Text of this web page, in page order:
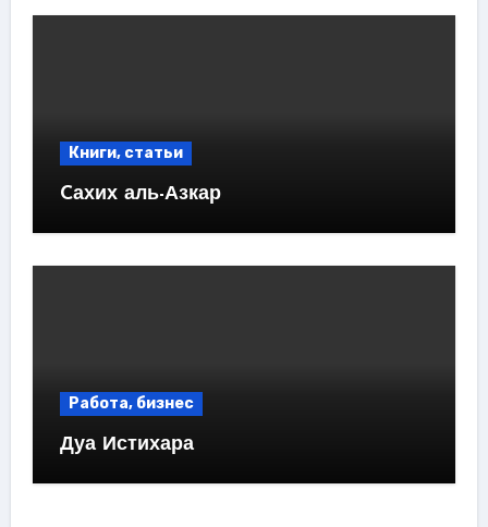
Книги, статьи
Cахих аль-Азкар
Работа, бизнес
Дуа Истихара